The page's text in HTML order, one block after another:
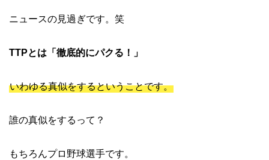
ニュースの見過ぎです。笑
TTPとは「徹底的にパクる！」
いわゆる真似をするということです。
誰の真似をするって？
もちろんプロ野球選手です。